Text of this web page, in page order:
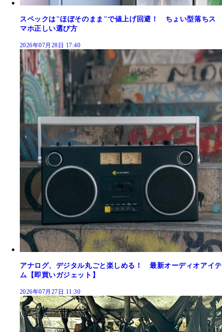
スペックは"ほぼそのまま"で値上げ回避！ ちょい型落ちス
マホ正しい選び方
2026年07月28日 17:40
アナログ、デジタル丸ごと楽しめる！ 最新オーディオアイテ
ム【即買いガジェット】
2026年07月27日 11:30